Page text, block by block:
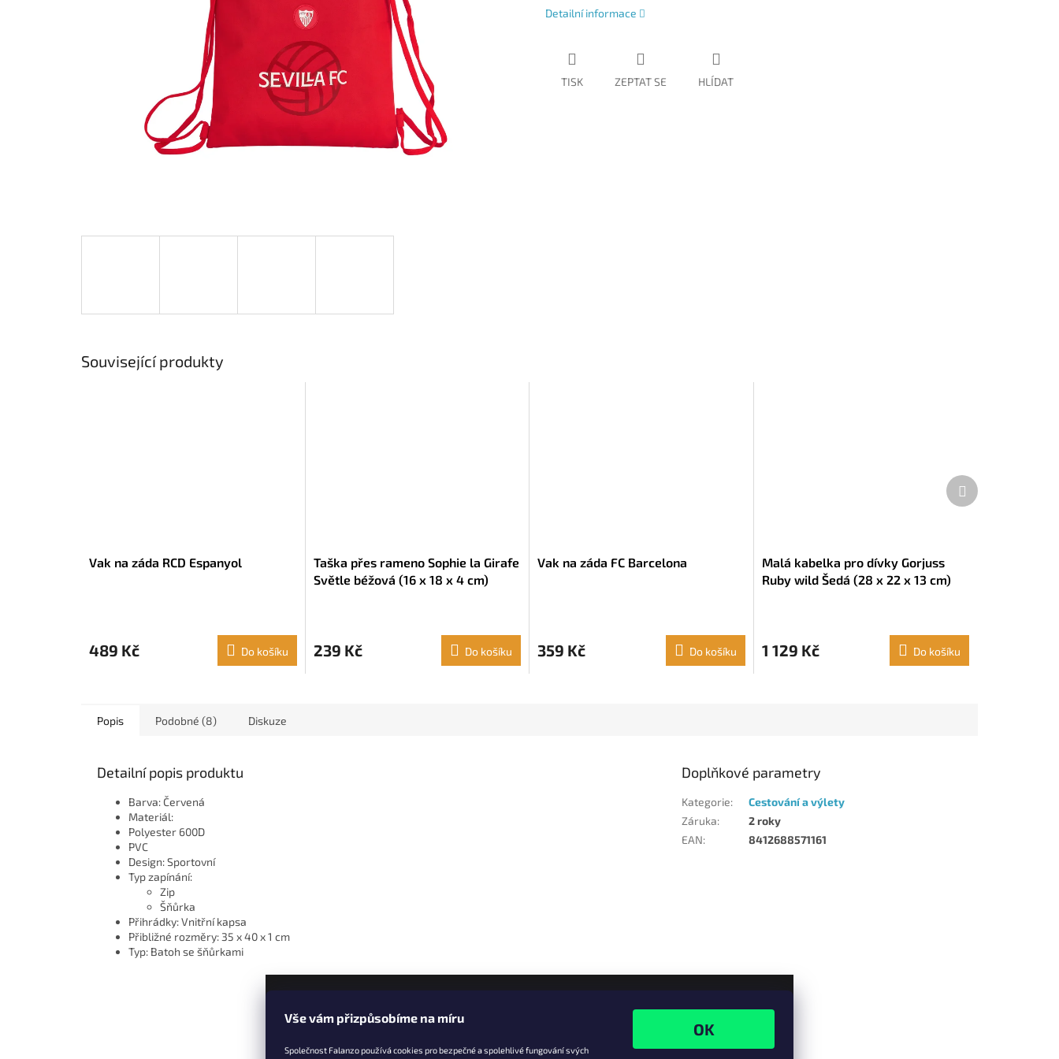
Vše vám přizpůsobíme na míru
Společnost Falanzo používá cookies pro bezpečné a spolehlivé fungování svých
Detailní informace
TISK ZEPTAT SE HLÍDAT
Související produkty
Vak na záda RCD Espanyol
489 Kč Do košíku
Taška přes rameno Sophie la Girafe
Světle béžová (16 x 18 x 4 cm)
239 Kč Do košíku
Vak na záda FC Barcelona
359 Kč Do košíku
Malá kabelka pro dívky Gorjuss
Ruby wild Šedá (28 x 22 x 13 cm)
1 129 Kč Do košíku
Další
produkt
Popis Podobné (8) Diskuze
Detailní popis produktu
Barva: Červená
Materiál:
Polyester 600D
PVC
Design: Sportovní
Typ zapínání:
Zip
Šňůrka
Přihrádky: Vnitřní kapsa
Přibližné rozměry: 35 x 40 x 1 cm
Typ: Batoh se šňůrkami
Doplňkové parametry
Kategorie:
Cestování a výlety
Záruka:
2 roky
EAN: 8412688571161